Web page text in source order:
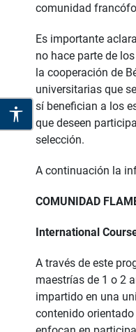
comunidad
Es importante
no hace parte de
la cooperación de
universitarias que
sí benefician a los
que deseen
selección.
A continuación la
COMUNIDAD
International
A través de este
maestrías de 1 o 2
impartido en una
contenido